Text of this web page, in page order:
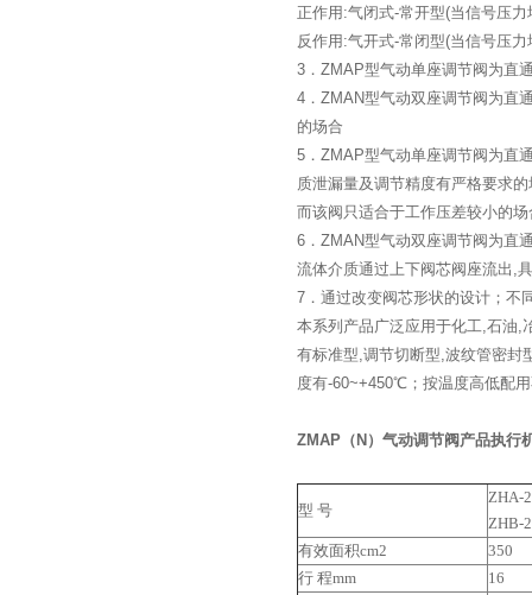
正作用:气闭式-常开型(当信号压
反作用:气开式-常闭型(当信号压
3．ZMAP型气动单座调节阀为直
4．ZMAN型气动双座调节阀为直
的场合
5．ZMAP型气动单座调节阀为直
质泄漏量及调节精度有严格要求
而该阀只适合于工作压差较小的场
6．ZMAN型气动双座调节阀为直
流体介质通过上下阀芯阀座流出,
7．通过改变阀芯形状的设计；不
本系列产品广泛应用于化工,石油,
有标准型,调节切断型,波纹管密封
度有-60~+450℃；按温度高低配
ZMAP（N）气动调节阀产品执行
型 号
ZHA-
ZHB-
有效面积cm2
350
行 程mm
16